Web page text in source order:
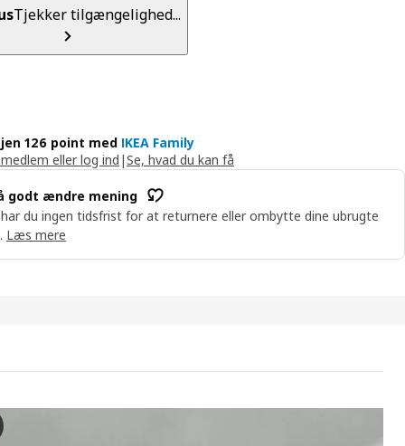
Tjekker tilgængelighed...
126 point med IKEA Family
eller log ind |Se, hvad du kan få
godt ændre mening
har du ingen tidsfrist for at returnere eller ombytte dine ubrugte
Læs mere
viser STOCKHOLM 2025, en moderne 2-personers sofa.
2025 2-pers. sofa, Alhamn mørkebrun